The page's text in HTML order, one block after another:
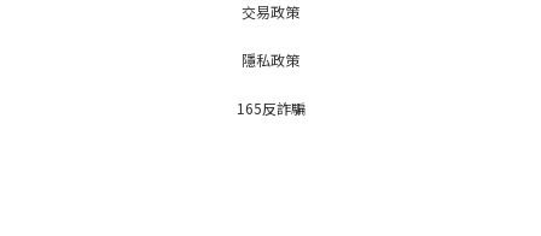
交易政策
隱私政策
165反詐騙